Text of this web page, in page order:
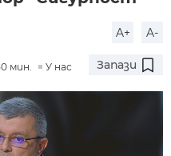
A+ A-
мин. У нас Запази